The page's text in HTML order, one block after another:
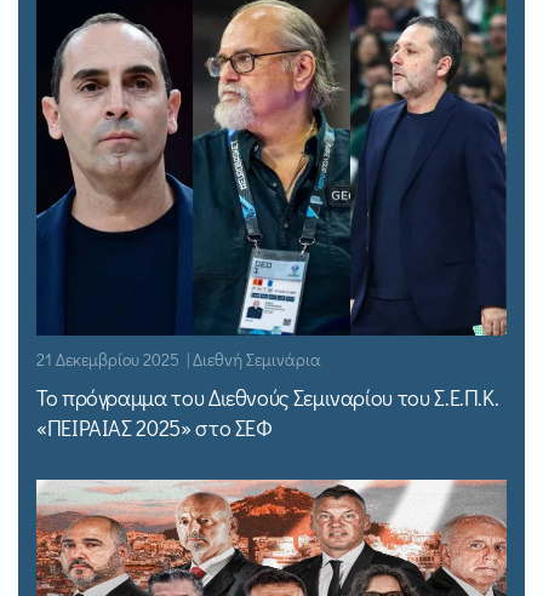
21 Δεκεμβρίου 2025 | Διεθνή Σεμινάρια
Το πρόγραμμα του Διεθνούς Σεμιναρίου του Σ.Ε.Π.Κ.
«ΠΕΙΡΑΙΑΣ 2025» στο ΣΕΦ